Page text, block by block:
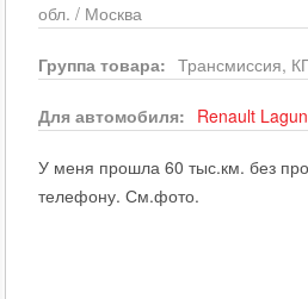
обл. / Москва
Группа товара: Трансмиссия,
Для автомобиля: Renault
У меня прошла 60 тыс.км. без
телефону. См.фото.